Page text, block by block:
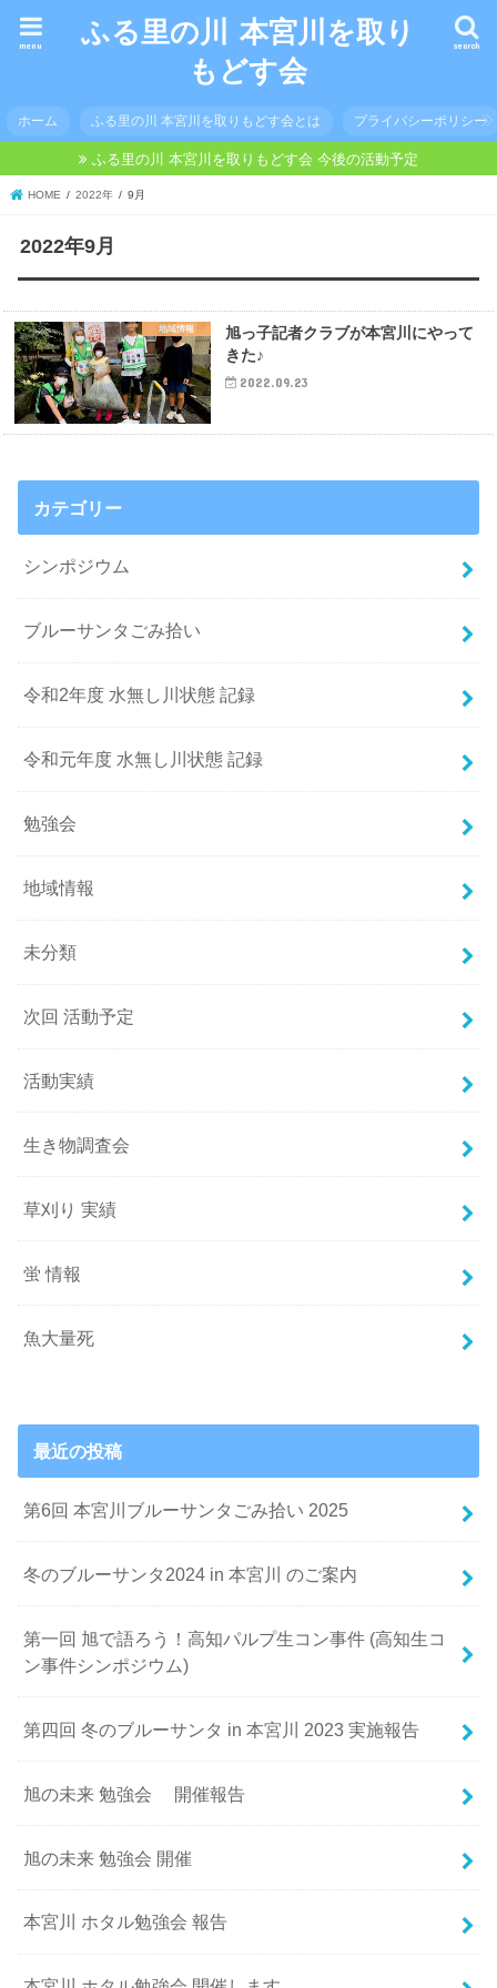
ふる里の川 本宮川を取り
もどす会
search
menu
ホーム ふる里の川 本宮川を取りもどす会とは プライバシーポリシー
ふる里の川 本宮川を取りもどす会 今後の活動予定
HOME 2022年 9月
2022年9月
地域情報
旭っ子記者クラブが本宮川にやって
きた♪
2022.09.23
カテゴリー
シンポジウム
ブルーサンタごみ拾い
令和2年度 水無し川状態 記録
令和元年度 水無し川状態 記録
勉強会
地域情報
未分類
次回 活動予定
活動実績
生き物調査会
草刈り 実績
蛍 情報
魚大量死
最近の投稿
第6回 本宮川ブルーサンタごみ拾い 2025
冬のブルーサンタ2024 in 本宮川 のご案内
第一回 旭で語ろう！高知パルプ生コン事件 (高知生コ
ン事件シンポジウム)
第四回 冬のブルーサンタ in 本宮川 2023 実施報告
旭の未来 勉強会 開催報告
旭の未来 勉強会 開催
本宮川 ホタル勉強会 報告